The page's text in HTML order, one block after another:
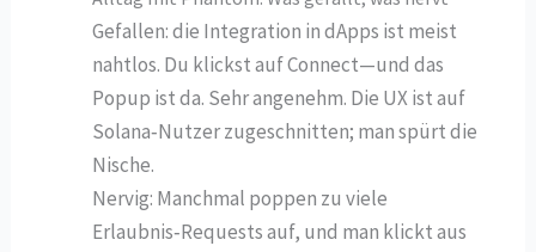
Gefallen: die Integration in dApps ist meist
nahtlos. Du klickst auf Connect—und das
Popup ist da. Sehr angenehm. Die UX ist auf
Solana‑Nutzer zugeschnitten; man spürt die
Nische.
Nervig: Manchmal poppen zu viele
Erlaubnis‑Requests auf, und man klickt aus